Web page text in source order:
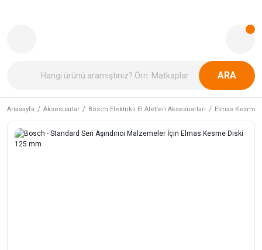
ARA
Anasayfa Aksesuarlar Bosch Elektrikli El Aletleri Aksesuarları Elmas Kesme